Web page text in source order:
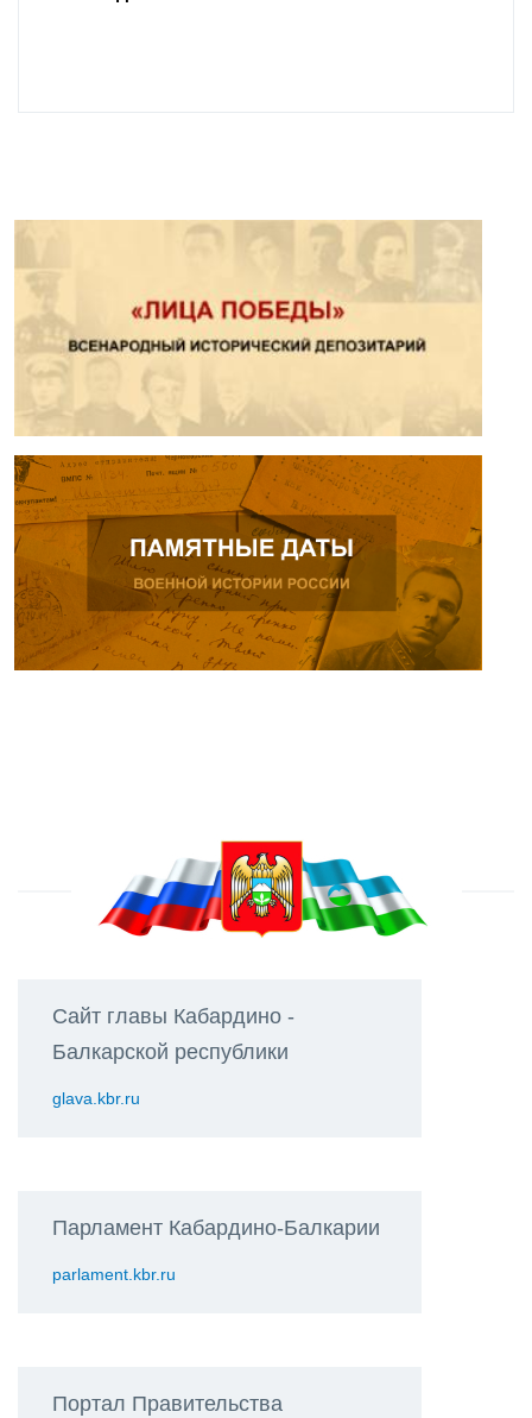
Сайт главы Кабардино -
Балкарской республики
glava.kbr.ru
Парламент Кабардино-Балкарии
parlament.kbr.ru
Портал Правительства